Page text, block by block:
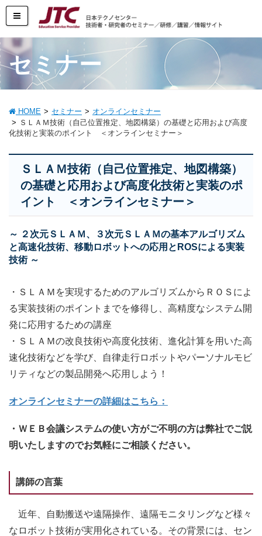
セミナー
HOME セミナー
オンラインセミナー
ＳＬＡＭ技術（自己位置推定、地図構築）の基礎と応用および高度
化技術と実装のポイント ＜オンラインセミナー＞
ＳＬＡＭ技術（自己位置推定、地図構築）
の基礎と応用および高度化技術と実装のポ
イント ＜オンラインセミナー＞
～ ２次元ＳＬＡＭ、３次元ＳＬＡＭの基本アルゴリズム
と高速化技術、移動ロボットへの応用とROSによる実装
技術 ～
・ＳＬＡＭを実現するためのアルゴリズムからＲＯＳによ
る実装技術のポイントまでを修得し、高精度なシステム開
発に応用するための講座
・ＳＬＡＭの改良技術や高度化技術、進化計算を用いた高
速化技術などを学び、自律走行ロボットやパーソナルモビ
リティなどの製品開発へ応用しよう！
オンラインセミナーの詳細はこちら：
・ＷＥＢ会議システムの使い方がご不明の方は弊社でご説
明いたしますのでお気軽にご相談ください。
講師の言葉
近年、自動搬送や遠隔操作、遠隔モニタリングなど様々
なロボット技術が実用化されている。その背景には、セン